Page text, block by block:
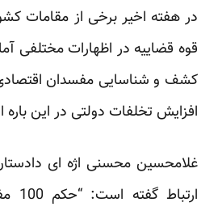
در هفته اخیر برخی از مقامات
قوه قضاییه در اظهارات مختلفی
کشف و شناسایی مفسدان
افزایش تخلفات دولتی در این باره
غلامحسین محسنی اژه ای